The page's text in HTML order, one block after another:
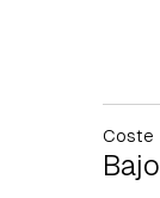
Coste
Bajo